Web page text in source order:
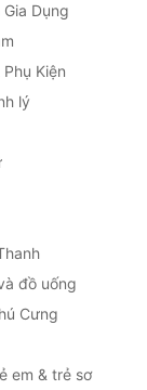
Dụng
Kiện
lý
đồ uống
Cưng
em & trẻ sơ